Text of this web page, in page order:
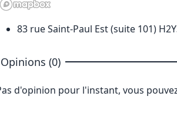
83 rue Saint-Paul Est (suite 101)
Opinions (0)
d'opinion pour l'instant, vous